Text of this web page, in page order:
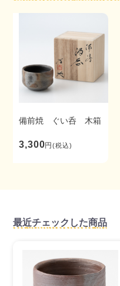
備前焼 ぐい呑 木箱
3,300円(税込)
最近チェックした商品